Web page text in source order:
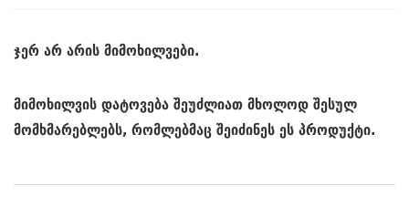
ჯერ არ არის მიმოხილვები.
მიმოხილვის დატოვება შეუძლიათ მხოლოდ შესულ
მომხმარებლებს, რომლებმაც შეიძინეს ეს პროდუქტი.